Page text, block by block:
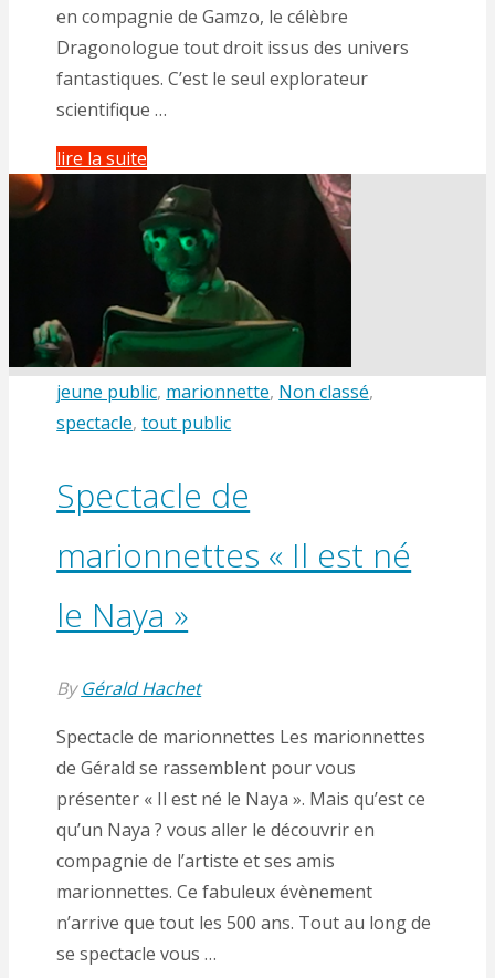
en compagnie de Gamzo, le célèbre
Dragonologue tout droit issus des univers
fantastiques. C’est le seul explorateur
scientifique …
lire la suite
déambulatoire
« Rhagan »"
jeune public, marionnette, Non classé,
spectacle,tout public
Spectacle de
marionnettes « Il est né
le Naya »
By Gérald Hachet
Spectacle de marionnettes Les marionnettes
de Gérald se rassemblent pour vous
présenter « Il est né le Naya ». Mais qu’est ce
qu’un Naya ? vous aller le découvrir en
compagnie de l’artiste et ses amis
marionnettes. Ce fabuleux évènement
n’arrive que tout les 500 ans. Tout au long de
se spectacle vous …